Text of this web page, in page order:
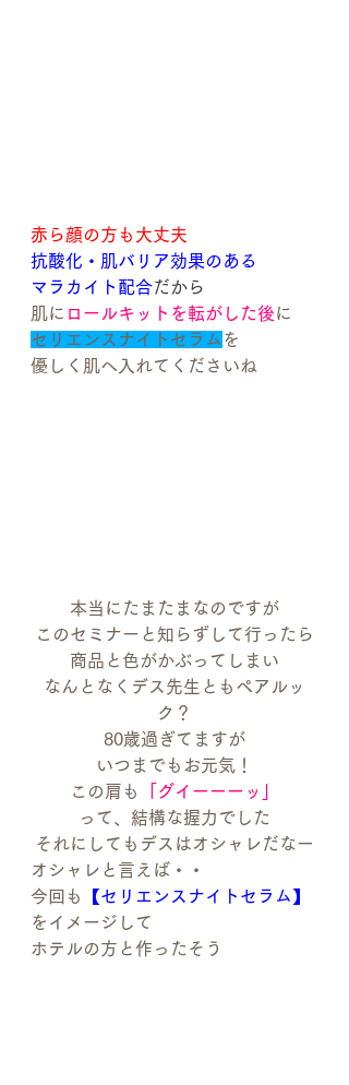
赤ら顔の方も大丈夫
抗酸化・肌バリア効果のある
マラカイト配合だから
肌に ロールキットを転がした後に
セリエンスナイトセラム を
優しく肌へ入れてくださいね
本当にたまたまなのですが
このセミナーと知らずして行ったら
商品と色がかぶってしまい
なんとなくデス先生ともペアルッ
ク？
80歳過ぎてますが
いつまでもお元気！
この肩も
「グイーーーッ」
って、結構な握力でした
それにしてもデスはオシャレだなー
オシャレと言えば・・
今回も
【セリエンスナイトセラム】
をイメージして
ホテルの方と作ったそう